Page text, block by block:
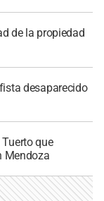
de la propiedad
desaparecido
que
Mendoza